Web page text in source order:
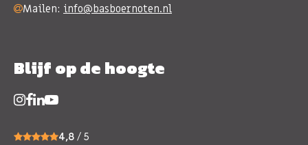
Mailen: info@basboernoten.nl
Blijf op de hoogte
4,8 / 5